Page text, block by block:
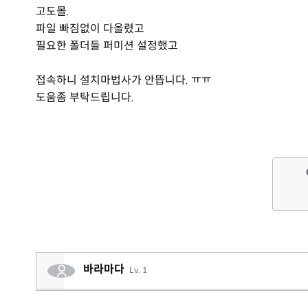
고도몰.
파일 빠짐없이 다올렸고
필요한 폴더들 퍼미션 설정했고
접속하니 설치마법사가 안뜹니다. ㅠㅠ
도움좀 부탁드립니다.
바라마다 Lv. 1